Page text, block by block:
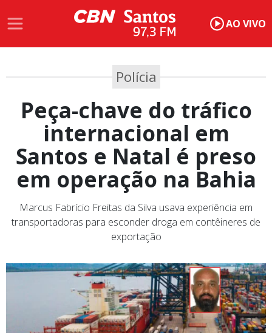
AO VIVO
Polícia
Peça-chave do tráfico
internacional em
Santos e Natal é preso
em operação na Bahia
Marcus Fabrício Freitas da Silva usava experiência em
transportadoras para esconder droga em contêineres de
exportação